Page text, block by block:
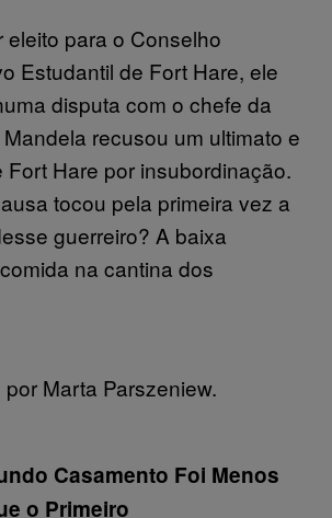
eleito para o Conselho
Estudantil de Fort Hare, ele
disputa com o chefe da
recusou um ultimato e
Fort Hare por insubordinação.
tocou pela primeira vez a
guerreiro? A baixa
na cantina dos
Marta Parszeniew.
Casamento Foi Menos
o Primeiro